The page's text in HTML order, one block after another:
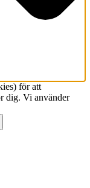
för att
dig. Vi använder